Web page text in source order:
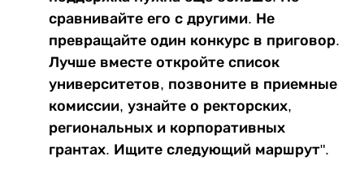
сравнивайте его с другими. Не
превращайте один конкурс в приговор.
Лучше вместе откройте список
университетов, позвоните в приемные
комиссии, узнайте о ректорских,
региональных и корпоративных
грантах. Ищите следующий маршрут".